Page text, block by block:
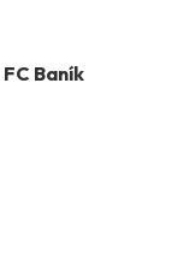
FC Baník